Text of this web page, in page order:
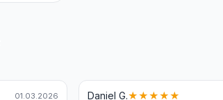
01.03.2026 Daniel G.★★★★★